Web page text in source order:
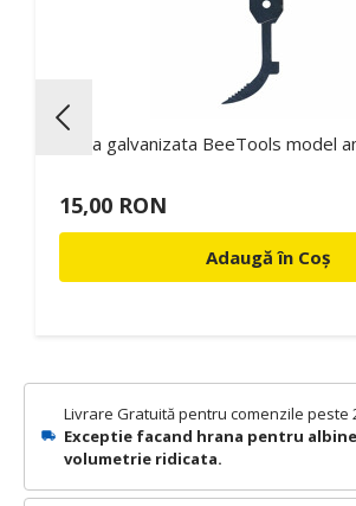
Livrare Gratuită pentru comenzile peste
Exceptie facand hrana pentru
volumetrie ridicata.
Dalta galvanizata BeeTools model
15,00 RON
Adaugă în Coș